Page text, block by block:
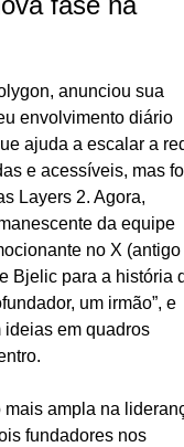
anunciou sua
envolvimento diário
ajuda a escalar a
e acessíveis, mas
Layers 2. Agora,
da equipe
no X (antigo
Bjelic para a história
um irmão”, e
em quadros
ampla na
fundadores nos